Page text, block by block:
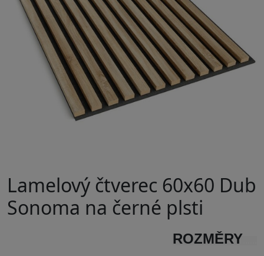
Lamelový čtverec 60x60 Dub
Sonoma na černé plsti
ROZMĚRY